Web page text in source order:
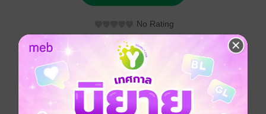
No Rating
อยากได้ ซื้อเป็นของขวัญ ติดตาม แชร์